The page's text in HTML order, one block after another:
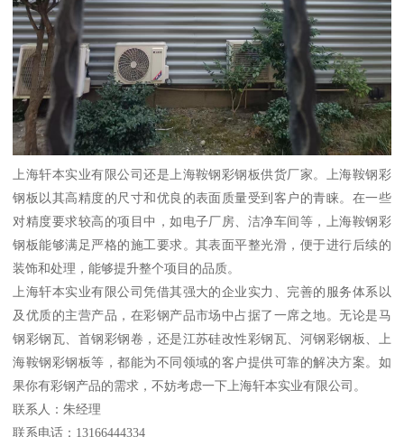
上海轩本实业有限公司还是上海鞍钢彩钢板供货厂家。上海鞍钢彩
钢板以其高精度的尺寸和优良的表面质量受到客户的青睐。在一些
对精度要求较高的项目中，如电子厂房、洁净车间等，上海鞍钢彩
钢板能够满足严格的施工要求。其表面平整光滑，便于进行后续的
装饰和处理，能够提升整个项目的品质。
上海轩本实业有限公司凭借其强大的企业实力、完善的服务体系以
及优质的主营产品，在彩钢产品市场中占据了一席之地。无论是马
钢彩钢瓦、首钢彩钢卷，还是江苏硅改性彩钢瓦、河钢彩钢板、上
海鞍钢彩钢板等，都能为不同领域的客户提供可靠的解决方案。如
果你有彩钢产品的需求，不妨考虑一下上海轩本实业有限公司。
联系人：朱经理
联系电话：13166444334